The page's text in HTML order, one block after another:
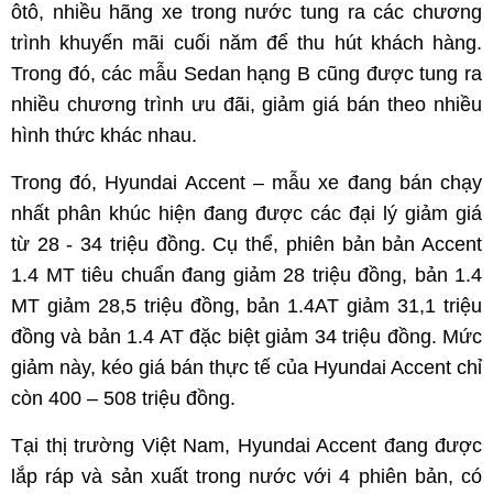
ôtô, nhiều hãng xe trong nước tung ra các chương
trình khuyến mãi cuối năm để thu hút khách hàng.
Trong đó, các mẫu Sedan hạng B cũng được tung ra
nhiều chương trình ưu đãi, giảm giá bán theo nhiều
hình thức khác nhau.
Trong đó, Hyundai Accent – mẫu xe đang bán chạy
nhất phân khúc hiện đang được các đại lý giảm giá
từ 28 - 34 triệu đồng. Cụ thể, phiên bản bản Accent
1.4 MT tiêu chuẩn đang giảm 28 triệu đồng, bản 1.4
MT giảm 28,5 triệu đồng, bản 1.4AT giảm 31,1 triệu
đồng và bản 1.4 AT đặc biệt giảm 34 triệu đồng. Mức
giảm này, kéo giá bán thực tế của Hyundai Accent chỉ
còn 400 – 508 triệu đồng.
Tại thị trường Việt Nam, Hyundai Accent đang được
lắp ráp và sản xuất trong nước với 4 phiên bản, có